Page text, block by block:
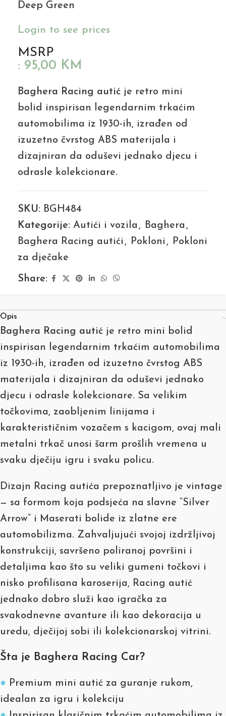
Deep Green
Login to see prices
MSRP
: 95,00 KM
Baghera Racing autić je retro mini
bolid inspirisan legendarnim trkaćim
automobilima iz 1930-ih, izrađen od
izuzetno čvrstog ABS materijala i
dizajniran da oduševi jednako djecu i
odrasle kolekcionare.
SKU: BGH484
Kategorije: Autići i vozila , Baghera ,
Baghera Racing autići , Pokloni , Pokloni
za dječake
Share:
Opis
Baghera Racing autić je retro mini bolid
inspirisan legendarnim trkaćim automobilima
iz 1930-ih, izrađen od izuzetno čvrstog ABS
materijala i dizajniran da oduševi jednako
djecu i odrasle kolekcionare. Sa velikim
točkovima, zaobljenim linijama i
karakterističnim vozačem s kacigom, ovaj mali
metalni trkač unosi šarm prošlih vremena u
svaku dječiju igru i svaku policu.
Dizajn Racing autića prepoznatljivo je vintage
— sa formom koja podsjeća na slavne “Silver
Arrow” i Maserati bolide iz zlatne ere
automobilizma. Zahvaljujući svojoj izdržljivoj
konstrukciji, savršeno poliranoj površini i
detaljima kao što su veliki gumeni točkovi i
nisko profilisana karoserija, Racing autić
jednako dobro služi kao igračka za
svakodnevne avanture ili kao dekoracija u
uredu, dječijoj sobi ili kolekcionarskoj vitrini.
Šta je Baghera Racing Car?
● Premium mini autić za guranje rukom,
idealan za igru i kolekciju